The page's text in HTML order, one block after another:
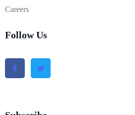
Careers
Follow Us